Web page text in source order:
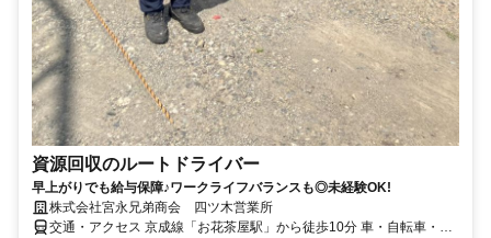
資源回収のルートドライバー
早上がりでも給与保障♪ワークライフバランスも◎未経験OK!
株式会社宮永兄弟商会 四ツ木営業所
交通・アクセス 京成線「お花茶屋駅」から徒歩10分 車・自転車・バ